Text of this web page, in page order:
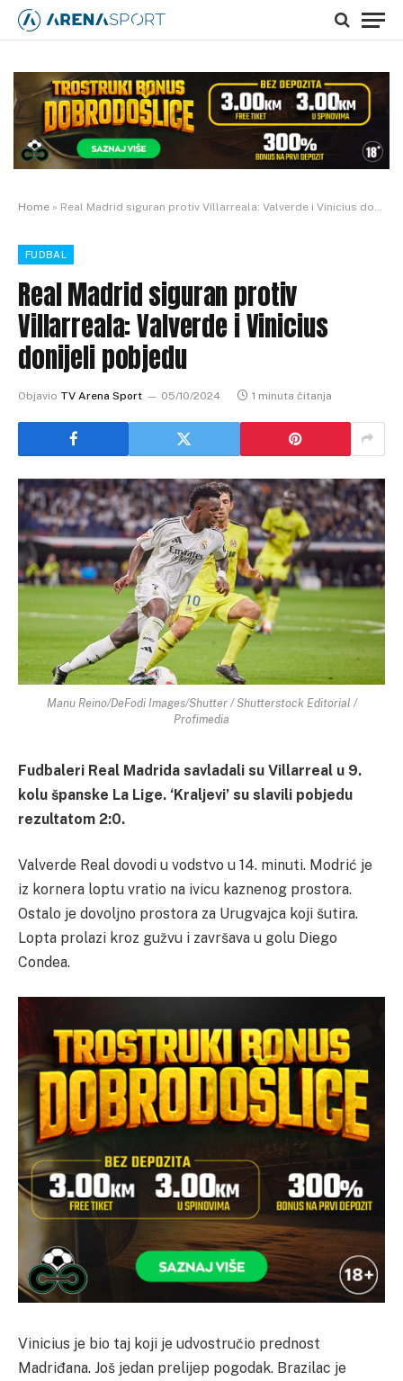
Home » Real Madrid siguran protiv Villarreala: Valverde i Vinicius donijeli pobjedu
FUDBAL
Real Madrid siguran protiv
Villarreala: Valverde i Vinicius
donijeli pobjedu
Objavio TV Arena Sport 05/10/2024 1 minuta čitanja
Manu Reino/DeFodi Images/Shutter / Shutterstock Editorial /
Profimedia
Fudbaleri Real Madrida savladali su Villarreal u 9.
kolu španske La Lige. ‘Kraljevi’ su slavili pobjedu
rezultatom 2:0.
Valverde Real dovodi u vodstvo u 14. minuti. Modrić je
iz kornera loptu vratio na ivicu kaznenog prostora.
Ostalo je dovoljno prostora za Urugvajca koji šutira.
Lopta prolazi kroz gužvu i završava u golu Diego
Condea.
Vinicius je bio taj koji je udvostručio prednost
Madriđana. Još jedan prelijep pogodak. Brazilac je